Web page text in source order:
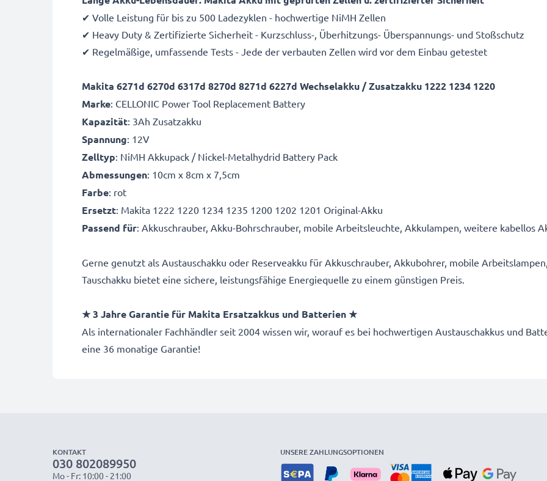
✔ Volle Leistung für bis zu 500 Ladezyklen - hochwertige NiMH Zellen
✔ Heavy Duty & Zertifizierte Sicherheit - Kurzschluss-, Überhitzungs- Überspannungs- und Stoßschutz
✔ Regelmäßige, umfassende Tests - Jede der verbauten Zellen wird vor dem Einbau getestet
Makita 6271d 6270d 6317d 8270d 8271d 6227d Wechselakku / Zusatzakku 1222 1234 1220
Marke: CELLONIC Power Tool Replacement Battery
Kapazität: 3Ah Zusatzakku
Spannung: 12V
Zelltyp: NiMH Akkupack / Nickel-Metalhydrid Battery Pack
Abmessungen: 10cm x 8cm x 7,5cm
Farbe: rot
Ersetzt: Makita 1222 1220 1234 1235 1200 1202 1201 Original-Akku
Passend für: Akkuschrauber, Akku-Bohrschrauber, mobile Arbeitsleuchte, Akkulampen, weitere kabellos
Gerne genutzt als Austauschakku oder Reserveakku für Akkuschrauber, Akkubohrer, mobile
Tauschakku bietet eine sichere, leistungsfähige Energiequelle zu einem günstigen Preis.
★ 3 Jahre Garantie für Makita Ersatzakkus und Batterien ★
Als internationaler Fachhändler seit 2004 wissen wir, worauf es bei hochwertigen Austauschakkus und
eine 36 monatige Garantie!
KONTAKT
030 802089950
Mo - Fr: 10:00 - 21:00
UNSERE ZAHLUNGSOPTIONEN